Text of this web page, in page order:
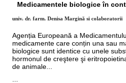
Medicamentele biologice în
univ. dr. farm. Denisa Margină si colaboratorii
Agenția Europeană a
medicamente care conțin una sau
biologice sunt identice cu unele
hormonul de creştere şi
de animale...